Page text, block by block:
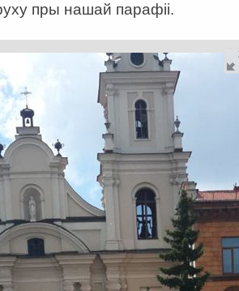
пры нашай парафіі.